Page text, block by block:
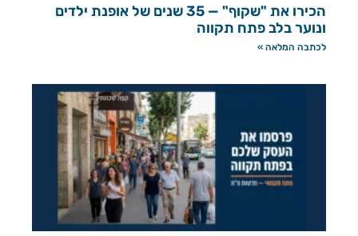
הכירו את "שקוף" — 35 שנים של אופנת ילדים
ונוער בלב פתח תקווה
לכתבה המלאה »